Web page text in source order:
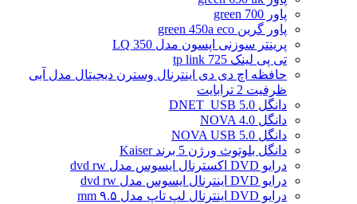
پاور green 700
پاور گرین green 450a eco
پرینتر سوزنی اپسون مدل LQ 350
تی پی لینک tp link 725
حافظه اچ دی دی اینترنال وسترن دیجیتال مدل آبی
ظرفیت 2 ترابایت
دانگل DNET_USB 5.0
دانگل NOVA 4.0
دانگل NOVA USB 5.0
دانگل بلوتوث ورژن 5 برند Kaiser
درایو DVD اکسترنال ایسوس مدل dvd rw
درایو DVD اینترنال ایسوس مدل dvd rw
درایو DVD اینترنال لپ تاپ مدل ۹.۵ mm